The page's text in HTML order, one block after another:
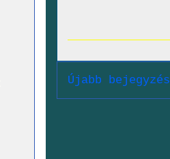
Újabb bejegyzés